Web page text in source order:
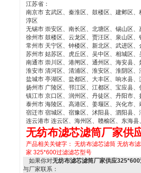
江苏省：
南京市 玄武区、秦淮区、鼓楼区、建邺区
淳区
无锡市 崇安区、南长区、北塘区、锡山区
徐州市 鼓楼区、云龙区、贾汪区、泉山区
常州市 天宁区、钟楼区、新北区、武进区、
苏州市 姑苏区、虎丘区、吴中区、相城区
南通市 崇川区、港闸区、通州区、海安县
淮安市 清河区、清浦区、淮安区、淮阴区
盐城市 亭湖区、盐都区、大丰区、响水县
扬州市 广陵区、邗江区、江都区、宝应县、
镇江市 京口区、润州区、丹徒区、丹阳市、
泰州市 海陵区、高港区、姜堰区、兴化市、
宿迁市 宿城区、宿豫区、沭阳县、泗阳县、
连云港市 连云区、海州区、赣榆区、东海
无纺布滤芯滤筒厂家供
产品相关关键字： 无纺布滤芯滤筒 无纺布
家 325*600过滤滤芯型号
如果你对无纺布滤芯滤筒厂家供应
与厂家联系：